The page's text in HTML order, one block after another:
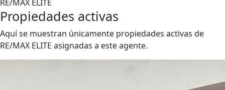
RE/MAX ELITE
Propiedades activas
Aquí se muestran únicamente propiedades activas de
RE/MAX ELITE asignadas a este agente.